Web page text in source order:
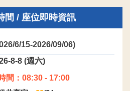
間 / 座位即時資訊
6/15-2026/09/06)
8-8 (週六)
間：08:30 - 17:00